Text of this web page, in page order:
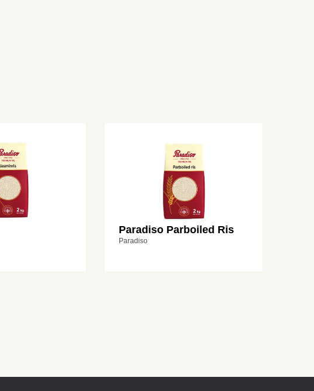
Paradiso Parboiled Ris
Paradiso